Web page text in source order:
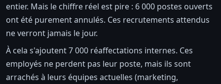
entier. Mais le chiffre réel est pire : 6 000 postes ouverts
ont été purement annulés. Ces recrutements attendus
ne verront jamais le jour.
À cela s'ajoutent 7 000 réaffectations internes. Ces
employés ne perdent pas leur poste, mais ils sont
arrachés à leurs équipes actuelles (marketing,